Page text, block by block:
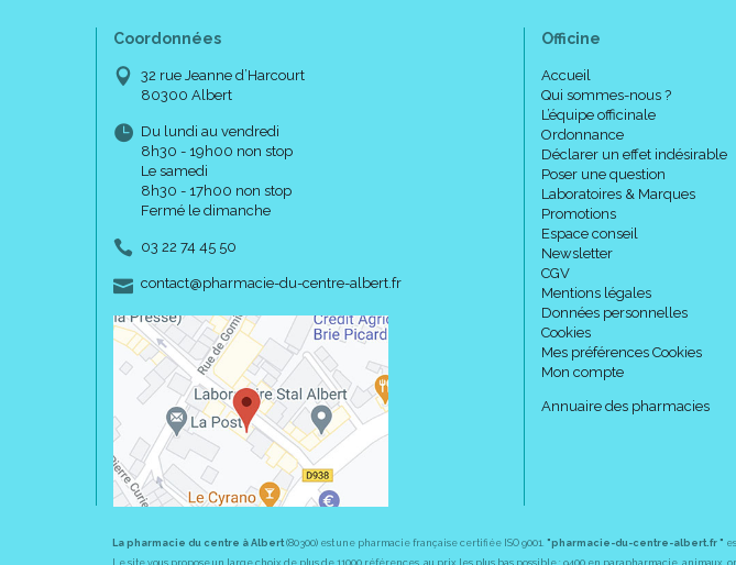
Coordonnées
32 rue Jeanne d’Harcourt
80300 Albert
Du lundi au vendredi
8h30 - 19h00 non stop
Le samedi
8h30 - 17h00 non stop
Fermé le dimanche
03 22 74 45 50
contact-
@-
pharmacie-du-centre-albert.fr
Officine
Accueil
Qui sommes-nous ?
L’équipe officinale
Ordonnance
Déclarer un effet indésirable
Poser une question
Laboratoires & Marques
Promotions
Espace conseil
Newsletter
CGV
Mentions légales
Données personnelles
Cookies
Mes préférences Cookies
Mon compte
Annuaire des pharmacies
La pharmacie du centre à Albert(80300) est une pharmacie française certifiée ISO 9001. "pharmacie-du-centre-albert.fr "
Le site vous propose un large choix de plus de 11000 références, au prix les plus bas possible : 9400 en parapharmacie,